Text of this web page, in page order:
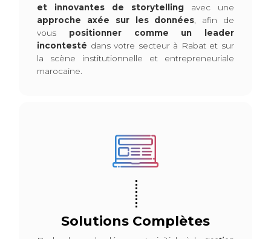
et innovantes de storytelling avec une
approche axée sur les données , afin de
vous positionner comme un leader
incontesté dans votre secteur à Rabat et sur
la scène institutionnelle et entrepreneuriale
marocaine.
Solutions Complètes